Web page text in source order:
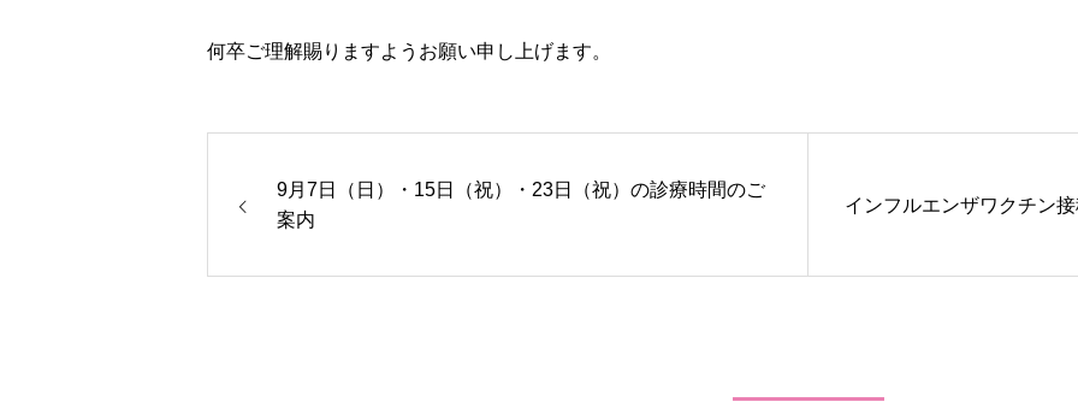
何卒ご理解賜りますようお願い申し上げます。
9月7日（日）・15日（祝）・23日（祝）の診療時間のご
案内
インフルエンザワクチン